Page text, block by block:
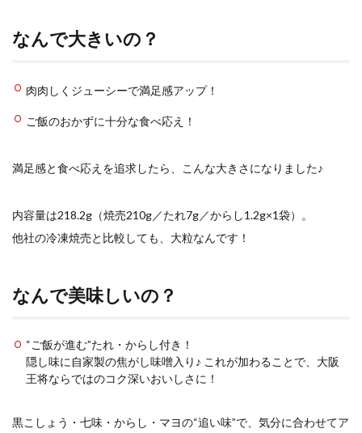
なんで大きいの？
肉肉しくジューシーで満足感アップ！
ご飯のおかずに十分な食べ応え！
満足感と食べ応えを追求したら、こんな大きさになりました♪
内容量は218.2g（焼売210g／たれ7g／からし1.2g×1袋）。
他社の冷凍焼売と比較しても、大粒なんです！
なんで美味しいの？
“ご飯が進む”たれ・からし付き！
隠し味に自家製の焦がし味噌入り♪ これが加わることで、大阪
王将ならではのコク深いおいしさに！
黒こしょう・七味・からし・マヨの“追い味”で、気分に合わせてア
ラーメンJourney
レシピ